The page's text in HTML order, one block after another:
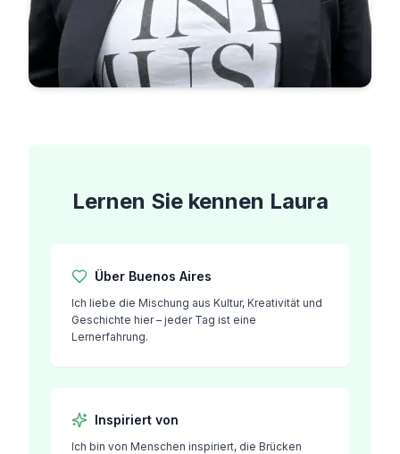
Lernen Sie kennen Laura
Über Buenos Aires
Ich liebe die Mischung aus Kultur, Kreativität und
Geschichte hier – jeder Tag ist eine
Lernerfahrung.
Inspiriert von
Ich bin von Menschen inspiriert, die Brücken